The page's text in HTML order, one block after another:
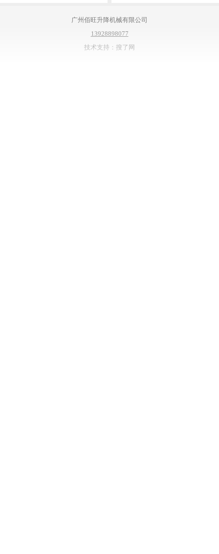
广州佰旺升降机械有限公司
13928898077
技术支持：搜了网